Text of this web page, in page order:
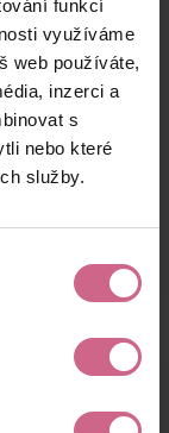
funkcí
využíváme
web používáte,
inzerci a
s
nebo které
služby.
6 Kč
12 Kč